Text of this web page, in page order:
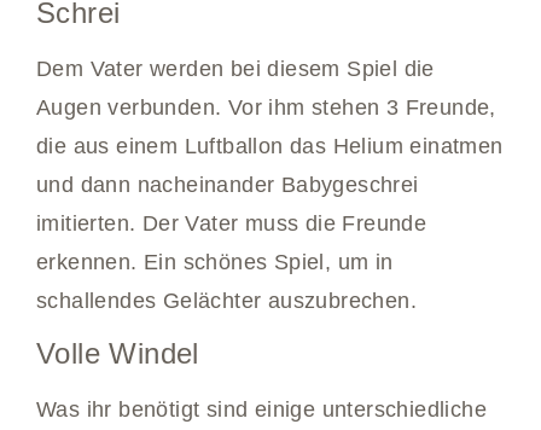
Schrei
Dem Vater werden bei diesem Spiel die
Augen verbunden. Vor ihm stehen 3 Freunde,
die aus einem Luftballon das Helium einatmen
und dann nacheinander Babygeschrei
imitierten. Der Vater muss die Freunde
erkennen. Ein schönes Spiel, um in
schallendes Gelächter auszubrechen.
Volle Windel
Was ihr benötigt sind einige unterschiedliche